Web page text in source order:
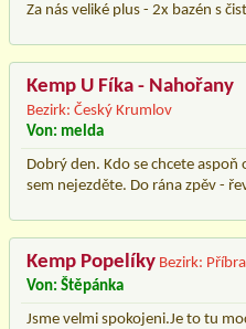
Za nás veliké plus - 2x bazén s
Kemp U Fíka - Nahořany
Bezirk: Český Krumlov
Von: melda
Dobrý den. Kdo se chcete
sem nejezděte. Do rána zpěv -
Kemp Popelíky Bezirk:
Von: Štěpánka
Jsme velmi spokojeni.Je to tu